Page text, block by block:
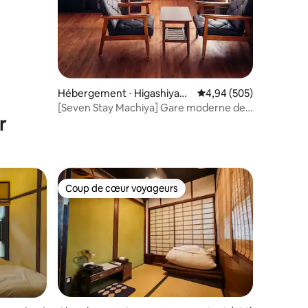
Hébergement ⋅ Higashiyam
a-ku, Kyōto-shi
Évaluation moyenne
4,94 (505)
[Seven Stay Machiya] Gare moderne de
Coup de cœur voyageurs
Coup de cœur voyageurs